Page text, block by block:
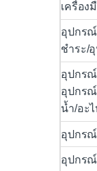
เครื่อง
อุปกร
ชำระ/
อุปกรณ์
อุปกรณ์
น้ำ/อะ
อุปกร
อุปกรณ์